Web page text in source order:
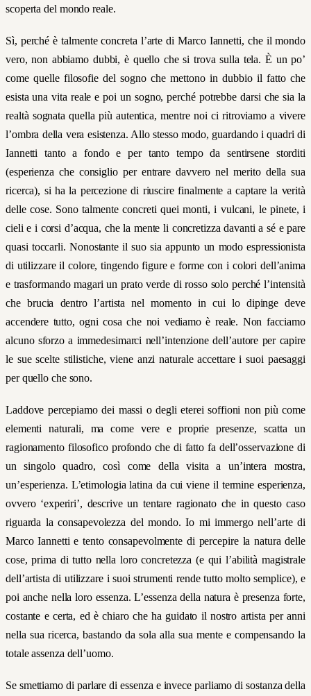
scoperta del mondo reale.
Sì, perché è talmente concreta l’arte di Marco Iannetti, che il mondo
vero, non abbiamo dubbi, è quello che si trova sulla tela. È un po’
come quelle filosofie del sogno che mettono in dubbio il fatto che
esista una vita reale e poi un sogno, perché potrebbe darsi che sia la
realtà sognata quella più autentica, mentre noi ci ritroviamo a vivere
l’ombra della vera esistenza. Allo stesso modo, guardando i quadri di
Iannetti tanto a fondo e per tanto tempo da sentirsene storditi
(esperienza che consiglio per entrare davvero nel merito della sua
ricerca), si ha la percezione di riuscire finalmente a captare la verità
delle cose. Sono talmente concreti quei monti, i vulcani, le pinete, i
cieli e i corsi d’acqua, che la mente li concretizza davanti a sé e pare
quasi toccarli. Nonostante il suo sia appunto un modo espressionista
di utilizzare il colore, tingendo figure e forme con i colori dell’anima
e trasformando magari un prato verde di rosso solo perché l’intensità
che brucia dentro l’artista nel momento in cui lo dipinge deve
accendere tutto, ogni cosa che noi vediamo è reale. Non facciamo
alcuno sforzo a immedesimarci nell’intenzione dell’autore per capire
le sue scelte stilistiche, viene anzi naturale accettare i suoi paesaggi
per quello che sono.
Laddove percepiamo dei massi o degli eterei soffioni non più come
elementi naturali, ma come vere e proprie presenze, scatta un
ragionamento filosofico profondo che di fatto fa dell’osservazione di
un singolo quadro, così come della visita a un’intera mostra,
un’esperienza. L’etimologia latina da cui viene il termine esperienza,
ovvero ‘experiri’, descrive un tentare ragionato che in questo caso
riguarda la consapevolezza del mondo. Io mi immergo nell’arte di
Marco Iannetti e tento consapevolmente di percepire la natura delle
cose, prima di tutto nella loro concretezza (e qui l’abilità magistrale
dell’artista di utilizzare i suoi strumenti rende tutto molto semplice), e
poi anche nella loro essenza. L’essenza della natura è presenza forte,
costante e certa, ed è chiaro che ha guidato il nostro artista per anni
nella sua ricerca, bastando da sola alla sua mente e compensando la
totale assenza dell’uomo.
Se smettiamo di parlare di essenza e invece parliamo di sostanza della